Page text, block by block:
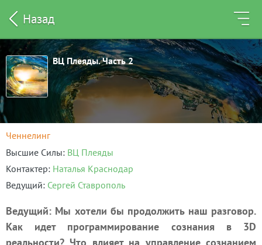
Назад
ВЦ Плеяды. Часть 2
Ченнелинг
Высшие Силы ВЦ Плеяды
Контактер Наталья Краснодар
Ведущий Сергей Ставрополь
Ведущий: Мы хотели бы продолжить наш разговор.
Как идет программирование сознания в 3D